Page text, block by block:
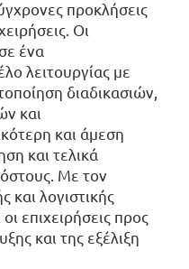
προκλήσεις
Οι
ένα
λειτουργίας με
διαδικασιών,
και
και άμεση
και τελικά
Με τον
και λογιστικής
επιχειρήσεις προς
και της εξέλιξη